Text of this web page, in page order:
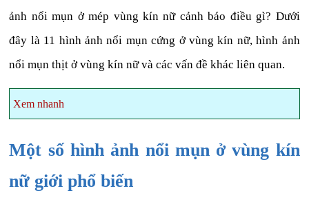
ảnh nổi mụn ở mép vùng kín nữ cảnh báo điều gì? Dưới
đây là 11 hình ảnh nổi mụn cứng ở vùng kín nữ, hình ảnh
nổi mụn thịt ở vùng kín nữ và các vấn đề khác liên quan.
Xem nhanh
Một số hình ảnh nổi mụn ở vùng kín
nữ giới phổ biến